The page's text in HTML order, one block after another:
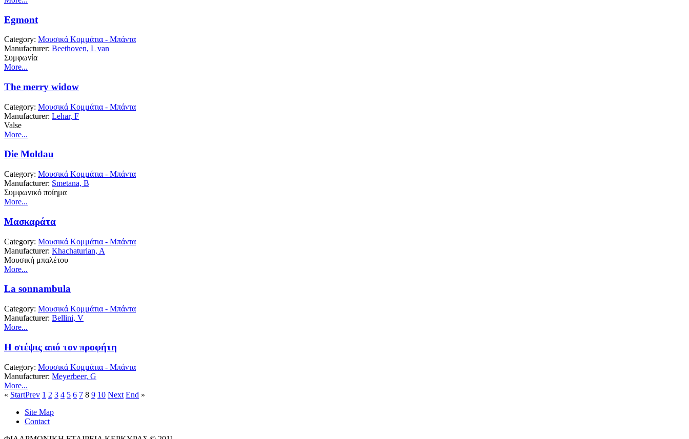
Egmont
Category: Μουσικά Κομμάτια - Μπάντα
Manufacturer: Beethoven, L van
Συμφωνία
More...
The merry widow
Category: Μουσικά Κομμάτια - Μπάντα
Manufacturer: Lehar, F
Valse
More...
Die Moldau
Category: Μουσικά Κομμάτια - Μπάντα
Manufacturer: Smetana, B
Συμφωνικό ποίημα
More...
Μασκαράτα
Category: Μουσικά Κομμάτια - Μπάντα
Manufacturer: Khachaturian, A
Μουσική μπαλέτου
More...
La sonnambula
Category: Μουσικά Κομμάτια - Μπάντα
Manufacturer: Bellini, V
More...
Η στέψις από τον προφήτη
Category: Μουσικά Κομμάτια - Μπάντα
Manufacturer: Meyerbeer, G
More...
« StartPrev 1 2 3 4 5 6 7 8 9 10 Next End »
Site Map
Contact